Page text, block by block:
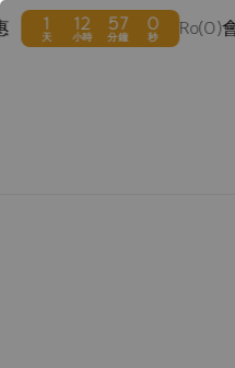
12 56
分鐘
59
秒 Ro(0)會員限